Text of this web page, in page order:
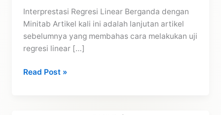
Interprestasi Regresi Linear Berganda dengan
Minitab Artikel kali ini adalah lanjutan artikel
sebelumnya yang membahas cara melakukan uji
regresi linear […]
Interprestasi
Read Post »